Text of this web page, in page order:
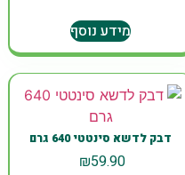
מידע נוסף
דבק לדשא סינטטי 640 גרם
₪59.90